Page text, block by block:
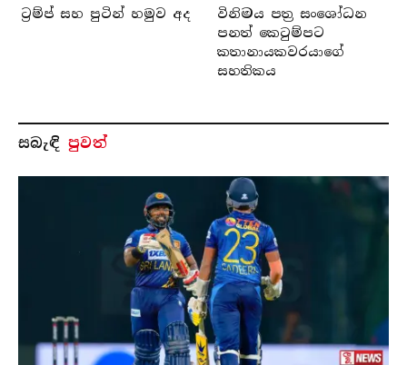
ට්‍රම්ප් සහ පුටින් හමුව අද
විනිමය පත්‍ර සංශෝධන
පනත් කෙටුම්පට
කතානායකවරයාගේ
සහතිකය
සබැ​ඳි පුවත්